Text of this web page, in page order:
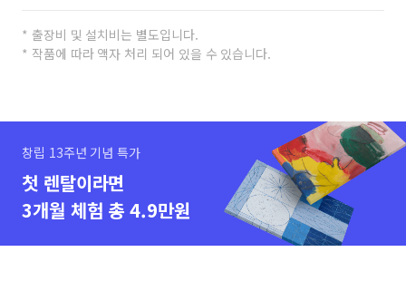
* 출장비 및 설치비는 별도입니다.
* 작품에 따라 액자 처리 되어 있을 수 있습니다.
창립 13주년 기념 특가
첫 렌탈이라면
3개월 체험 총 4.9만원